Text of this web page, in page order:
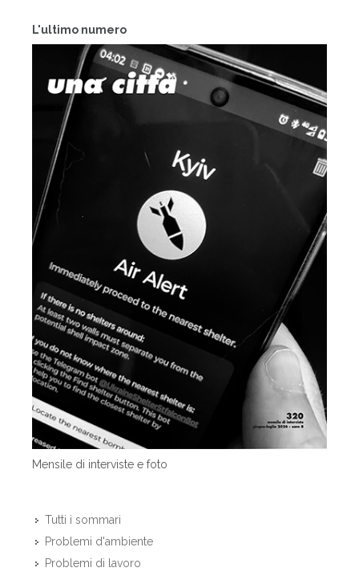
L'ultimo numero
Mensile di interviste e foto
Tutti i sommari
Problemi d'ambiente
Problemi di lavoro